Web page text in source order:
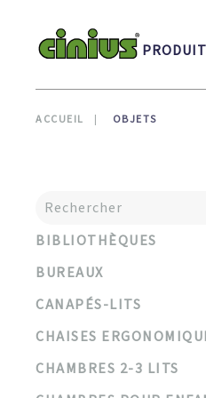
Skip to main content
ACCUEIL OBJETS
BIBLIOTHÈQUES
BUREAUX
CANAPÉS-LITS
CHAISES
CHAMBRES 2-3 LITS